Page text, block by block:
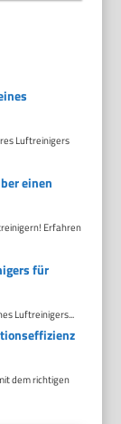
Luftreinigers
einen
Erfahren
für
Luftreinigers...
dem richtigen